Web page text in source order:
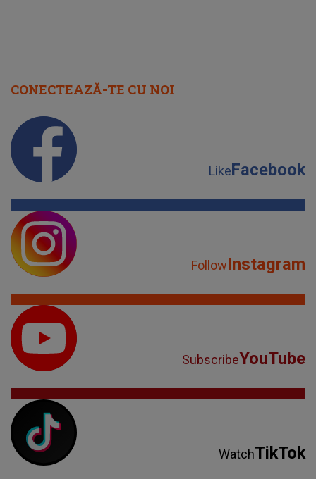
CONECTEAZĂ-TE CU NOI
LikeFacebook
FollowInstagram
SubscribeYouTube
WatchTikTok